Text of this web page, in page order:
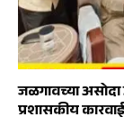
जळगावच्या असोदा
प्रशासकीय कारवाई